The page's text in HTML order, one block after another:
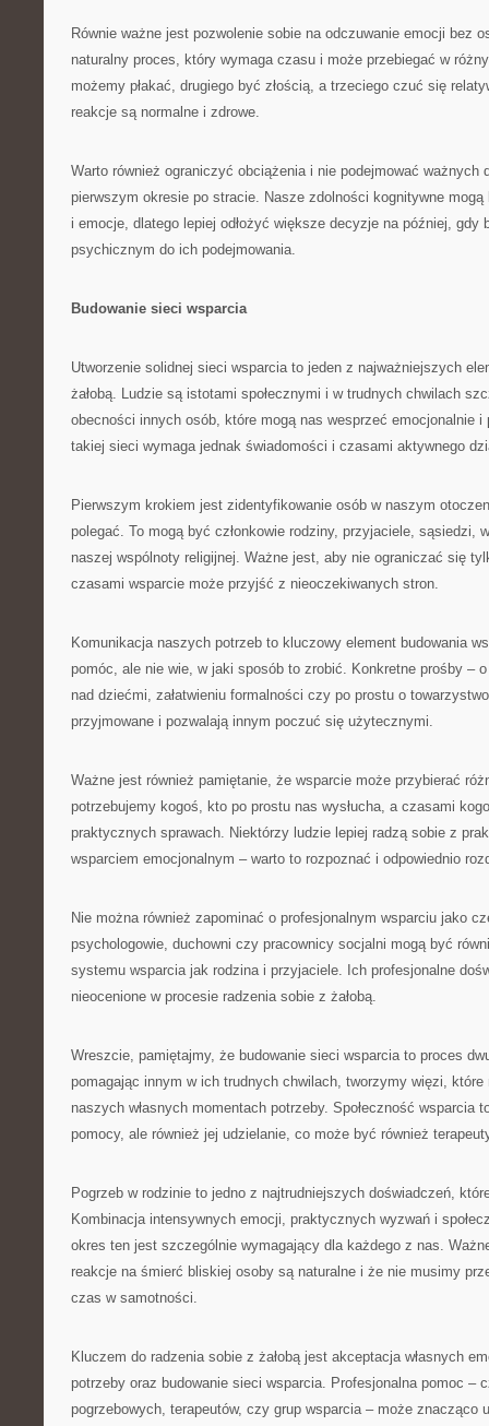
Równie ważne jest pozwolenie sobie na odczuwanie emocji bez
naturalny proces, który wymaga czasu i może przebiegać w
możemy płakać, drugiego być złością, a trzeciego czuć się
reakcje są normalne i zdrowe.
Warto również ograniczyć obciążenia i nie podejmować ważnych
pierwszym okresie po stracie. Nasze zdolności kognitywne
i emocje, dlatego lepiej odłożyć większe decyzje na później, gdy
psychicznym do ich podejmowania.
Budowanie sieci wsparcia
Utworzenie solidnej sieci wsparcia to jeden z najważniejszych
żałobą. Ludzie są istotami społecznymi i w trudnych chwilach
obecności innych osób, które mogą nas wesprzeć emocjonalnie i
takiej sieci wymaga jednak świadomości i czasami aktywnego
Pierwszym krokiem jest zidentyfikowanie osób w naszym
polegać. To mogą być członkowie rodziny, przyjaciele, sąsiedzi,
naszej wspólnoty religijnej. Ważne jest, aby nie ograniczać się
czasami wsparcie może przyjść z nieoczekiwanych stron.
Komunikacja naszych potrzeb to kluczowy element budowania
pomóc, ale nie wie, w jaki sposób to zrobić. Konkretne prośby –
nad dziećmi, załatwieniu formalności czy po prostu o
przyjmowane i pozwalają innym poczuć się użytecznymi.
Ważne jest również pamiętanie, że wsparcie może przybierać
potrzebujemy kogoś, kto po prostu nas wysłucha, a czasami
praktycznych sprawach. Niektórzy ludzie lepiej radzą sobie z
wsparciem emocjonalnym – warto to rozpoznać i odpowiednio
Nie można również zapominać o profesjonalnym wsparciu jako
psychologowie, duchowni czy pracownicy socjalni mogą być
systemu wsparcia jak rodzina i przyjaciele. Ich profesjonalne
nieocenione w procesie radzenia sobie z żałobą.
Wreszcie, pamiętajmy, że budowanie sieci wsparcia to proces
pomagając innym w ich trudnych chwilach, tworzymy więzi,
naszych własnych momentach potrzeby. Społeczność wsparcia
pomocy, ale również jej udzielanie, co może być również
Pogrzeb w rodzinie to jedno z najtrudniejszych doświadczeń,
Kombinacja intensywnych emocji, praktycznych wyzwań i
okres ten jest szczególnie wymagający dla każdego z nas.
reakcje na śmierć bliskiej osoby są naturalne i że nie musimy
czas w samotności.
Kluczem do radzenia sobie z żałobą jest akceptacja własnych
potrzeby oraz budowanie sieci wsparcia. Profesjonalna pomoc –
pogrzebowych, terapeutów, czy grup wsparcia – może znacząco